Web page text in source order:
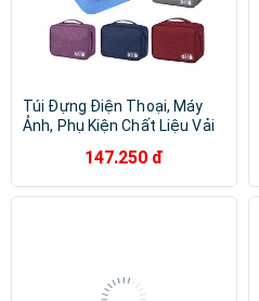
Túi Đựng Điện Thoại, Máy
Ảnh, Phụ Kiện Chất Liệu Vải
147.250 đ